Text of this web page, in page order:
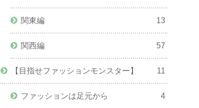
先月比
¥556
関東編 13
関西編 57
【目指せファッションモンスター】 11
ファッションは足元から 4